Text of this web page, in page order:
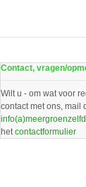
Contact, vragen/
Wilt u - om wat voor
contact met ons, mail
hetcontactformulier